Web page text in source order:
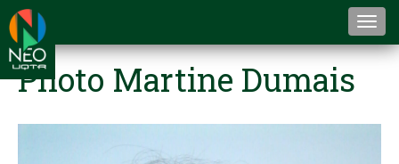
Photo Martine Dumais